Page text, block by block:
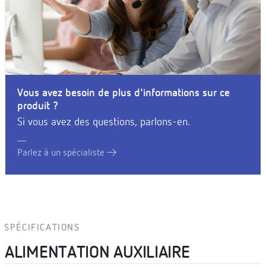
Vous avez besoin de plus d'informations sur ce
produit ?
Si vous avez des questions, parlons-en.
Parlez à un spécialiste
SPÉCIFICATIONS
ALIMENTATION AUXILIAIRE